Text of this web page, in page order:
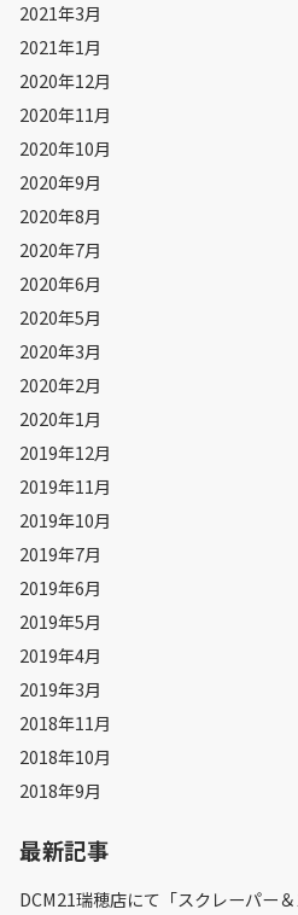
2021年3月
2021年1月
2020年12月
2020年11月
2020年10月
2020年9月
2020年8月
2020年7月
2020年6月
2020年5月
2020年3月
2020年2月
2020年1月
2019年12月
2019年11月
2019年10月
2019年7月
2019年6月
2019年5月
2019年4月
2019年3月
2018年11月
2018年10月
2018年9月
最新記事
DCM21瑞穂店にて「スクレーパー